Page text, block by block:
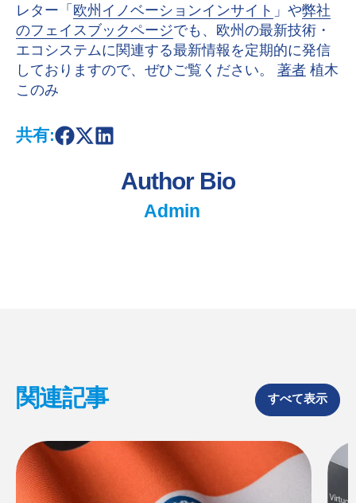
レター「 欧州イノベーションインサイト 」や弊社
のフェイスブックページでも、欧州の最新技術・
エコシステムに関連する最新情報を定期的に発信
しておりますので、ぜひご覧ください。 著者 植木
このみ
共有:S
S
S
Author Bio
Admin
関連記事 すべて表示